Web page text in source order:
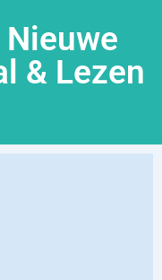
& Lezen